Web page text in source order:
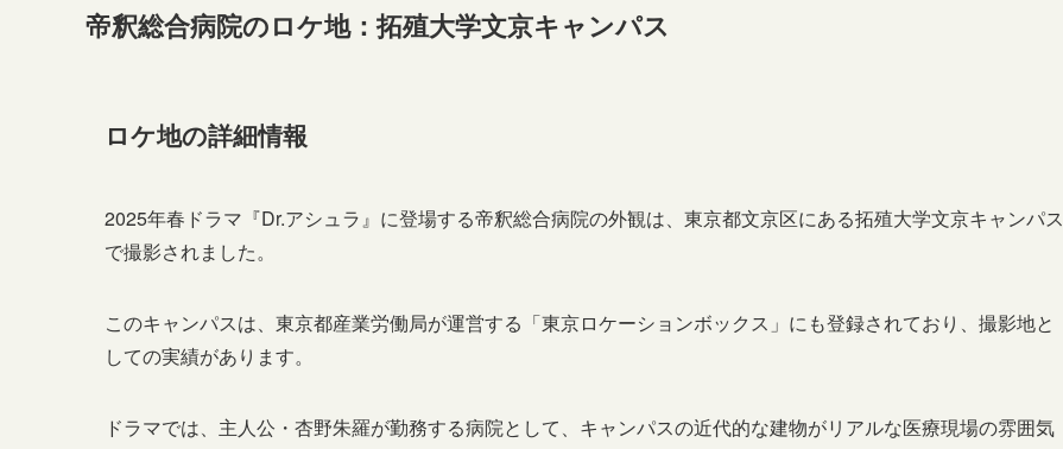
帝釈総合病院のロケ地：拓殖大学文京キャンパス
ロケ地の詳細情報
2025年春ドラマ『Dr.アシュラ』に登場する帝釈総合病院の外観は、東京都文京区にある拓殖大学文京キャンパス
で撮影されました。
このキャンパスは、東京都産業労働局が運営する「東京ロケーションボックス」にも登録されており、撮影地と
しての実績があります。
ドラマでは、主人公・杏野朱羅が勤務する病院として、キャンパスの近代的な建物がリアルな医療現場の雰囲気